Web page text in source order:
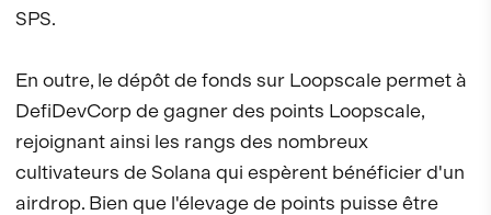
SPS.
En outre, le dépôt de fonds sur Loopscale permet à
DefiDevCorp de gagner des points Loopscale,
rejoignant ainsi les rangs des nombreux
cultivateurs de Solana qui espèrent bénéficier d'un
airdrop. Bien que l'élevage de points puisse être